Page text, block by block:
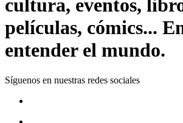
cultura, eventos,
películas, cómics...
entender el mundo.
Síguenos en nuestras redes sociales